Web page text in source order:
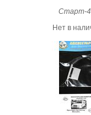
Старт-
Нет в